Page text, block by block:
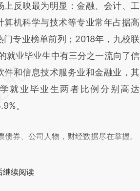
上反映最为明显：金融、会计、工
算机科学与技术等专业常年占据高
门专业榜单前列；2018年，九校联
就业毕业生中有三分之一流向了信
件和信息技术服务业和金融业，其
就业毕业生两者比例分别高达
。
债券、公司人物，财经数据尽在掌握。
继续阅读